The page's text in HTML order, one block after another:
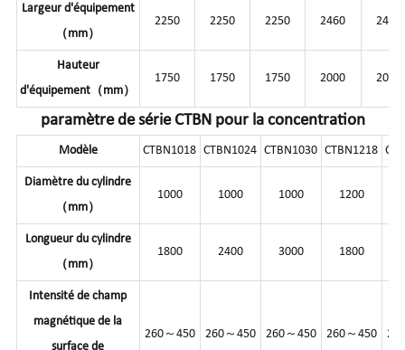
Largeur d'équipement
（mm）
2250 2250 2250 2460 2460
Hauteur
d'équipement（mm）
1750 1750 1750 2000 2000
paramètre de série CTBN pour la concentration
Modèle CTBN1018 CTBN1024 CTBN1030 CTBN1218
Diamètre du cylindre
（mm）
1000 1000 1000 1200
Longueur du cylindre
（mm）
1800 2400 3000 1800
Intensité de champ
magnétique de la
surface de
260～450 260～450 260～450 260～450